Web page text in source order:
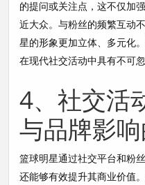
的提问或关注点，这不仅加
近大众。与粉丝的频繁互动
星的形象更加立体、多元化
在现代社交活动中具有不可忽
4、社交活
与品牌影
篮球明星通过社交平台和粉
还能够有效提升其商业价值